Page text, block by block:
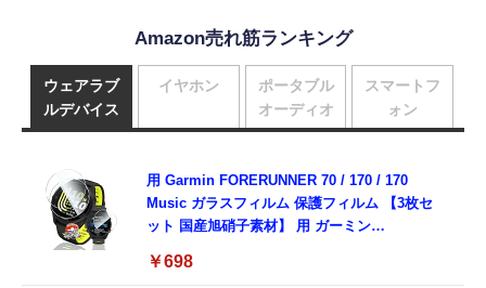
Amazon売れ筋ランキング
ウェアラブ
ルデバイス
用 Garmin FORERUNNER 70 / 170 / 170
Music ガラスフィルム 保護フィルム 【3枚セ
ット 国産旭硝子素材】 用 ガーミン
高透過率 超薄型 用 ガーミン Forerunner 170
￥698
イヤホン
ポータブル
オーディオ
スマートフ
ォン